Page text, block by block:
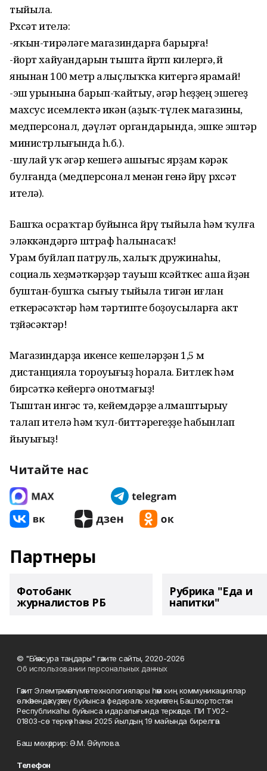
тыйыла.
Рөхсәт ителә:
-яҡын-тирәләге магазиндарға барырға!
-йорт хайуандарын тышта йөрөтөп килергә, өй
янынан 100 метр алыҫлыҡҡа китергә ярамай!
-эш урынына барып-ҡайтыу, әгәр һеҙҙең эшегеҙ
махсус исемлектә икән (аҙыҡ-түлек магазины,
медперсонал, дәүләт органдарында, эшке эштәр
министрлығында һ.б.).
-шулай уҡ әгәр кешегә ашығыс ярҙам кәрәк
булғанда (медперсонал менән генә йөрөү рөхсәт
ителә).
Башҡа осраҡтар буйынса йөрөү тыйыла һәм ҡулға
эләккәндәргә штраф һалынасаҡ!
Урам буйлап патруль, халыҡ дружинаһы,
социаль хеҙмәткәрҙәр тауыш көсәйткес аша өйҙән
буштан-бушҡа сығыу тыйыла тигән иғлан
еткерәсәҡтәр һәм тәртипте боҙоусыларға акт
төҙөйәсәктәр!
Магазиндарҙа икенсе кешеләрҙән 1,5 м
дистанцияла тороуығыҙ һорала. Битлек һәм
бирсәткә кейергә онотмағыҙ!
Тыштан ингәс тә, кейемдәрҙе алмаштырыу
талап ителә һәм ҡул-биттәрегеҙҙе һабынлап
йыуығыҙ!
Читайте нас
Партнеры
Фотобанк
журналистов РБ
Рубрика "Еда и
напитки"
© "Ейәнсура таңдары" гәзите сайты, 2020-2026
Об использовании персональных данных
Гәзит Элемтә, мәғлүмәт технологиялары һәм киң коммуникациялар
өлкәһендә күҙәтеү буйынса федераль хеҙмәттең Башҡортостан
Республикаһы буйынса идаралығында теркәлде. ПИ ТУ02-
01803-сө теркәү һаны 2025 йылдың 19 майында бирелгән.
Баш мөхәррир: Ә.М. Әйүпова.
Телефон